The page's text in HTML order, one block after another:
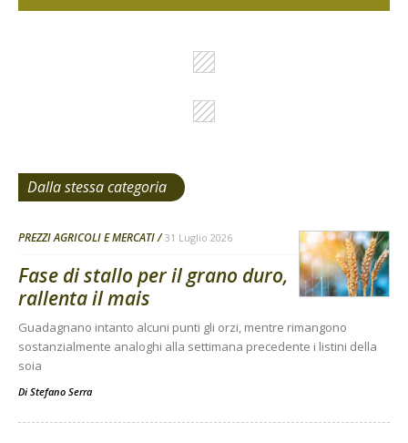
Dalla stessa categoria
PREZZI AGRICOLI E MERCATI 31 Luglio 2026
Fase di stallo per il grano duro,
rallenta il mais
Guadagnano intanto alcuni punti gli orzi, mentre rimangono
sostanzialmente analoghi alla settimana precedente i listini della
soia
Di Stefano Serra